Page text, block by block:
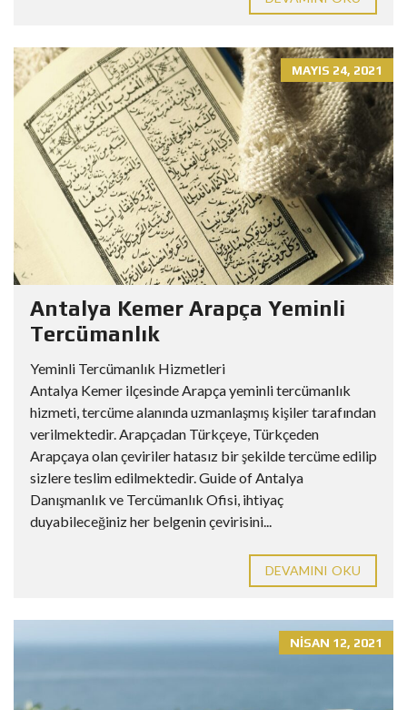
MAYIS 24, 2021
Antalya Kemer Arapça Yeminli
Tercümanlık
Yeminli Tercümanlık Hizmetleri
Antalya Kemer ilçesinde Arapça yeminli tercümanlık
hizmeti, tercüme alanında uzmanlaşmış kişiler tarafından
verilmektedir. Arapçadan Türkçeye, Türkçeden
Arapçaya olan çeviriler hatasız bir şekilde tercüme edilip
sizlere teslim edilmektedir. Guide of Antalya
Danışmanlık ve Tercümanlık Ofisi, ihtiyaç
duyabileceğiniz her belgenin çevirisini...
DEVAMINI OKU
NISAN 12, 2021